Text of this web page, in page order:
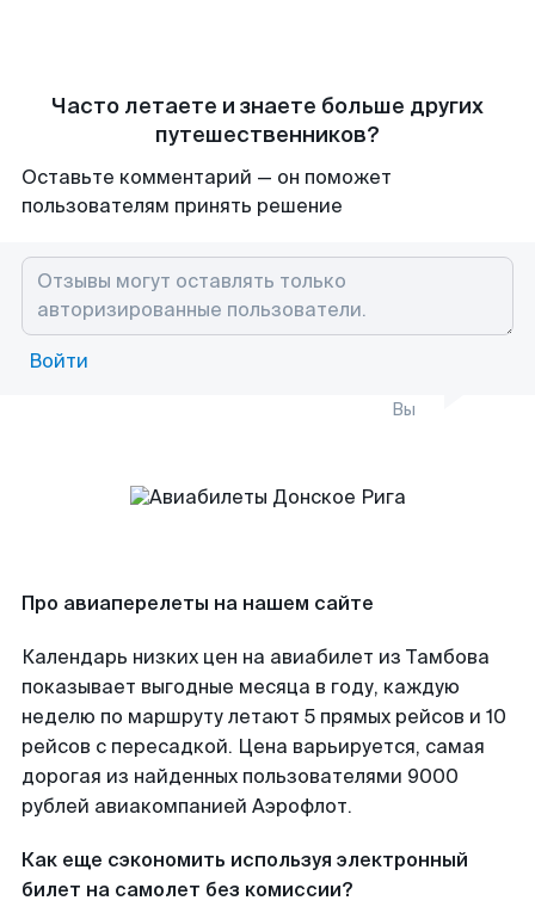
Часто летаете и знаете больше других
путешественников?
Оставьте комментарий — он поможет
пользователям принять решение
Войти
Вы
Про авиаперелеты на нашем сайте
Календарь низких цен на авиабилет из Тамбова
показывает выгодные месяца в году, каждую
неделю по маршруту летают 5 прямых рейсов и 10
рейсов с пересадкой. Цена варьируется, самая
дорогая из найденных пользователями 9000
рублей авиакомпанией Аэрофлот.
Как еще сэкономить используя электронный
билет на самолет без комиссии?